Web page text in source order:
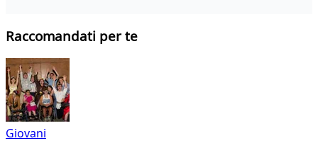
Raccomandati per te
Giovani